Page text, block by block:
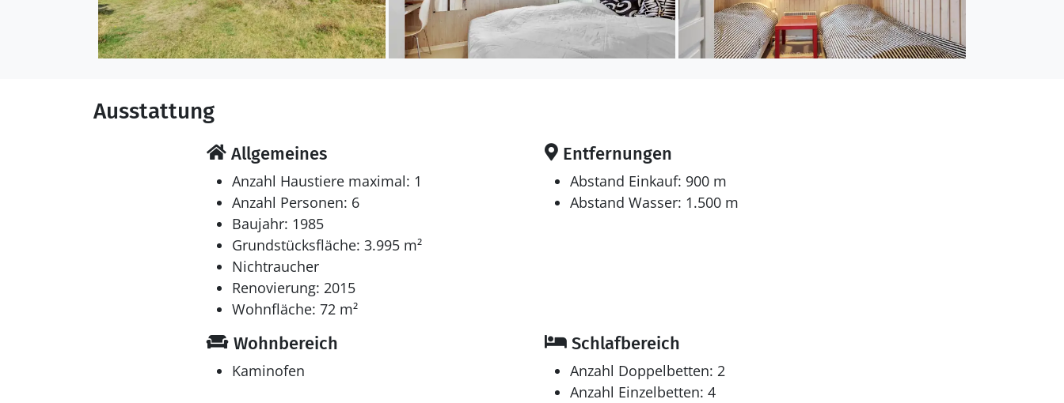
Ausstattung
Allgemeines
Anzahl Haustiere maximal: 1
Anzahl Personen: 6
Baujahr: 1985
Grundstücksfläche: 3.995 m²
Nichtraucher
Renovierung: 2015
Wohnfläche: 72 m²
Entfernungen
Abstand Einkauf: 900 m
Abstand Wasser: 1.500 m
Wohnbereich
Kaminofen
Schlafbereich
Anzahl Doppelbetten: 2
Anzahl Einzelbetten: 4